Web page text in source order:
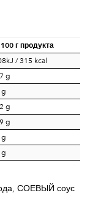
г продукта
/ 315 kcal
g
g
g
g
g
g
СОЕВЫЙ соус